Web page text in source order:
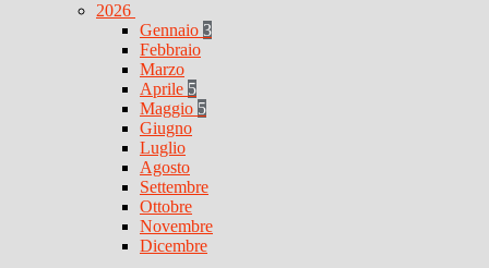
2026
Gennaio 3
Febbraio
Marzo
Aprile 5
Maggio 5
Giugno
Luglio
Agosto
Settembre
Ottobre
Novembre
Dicembre